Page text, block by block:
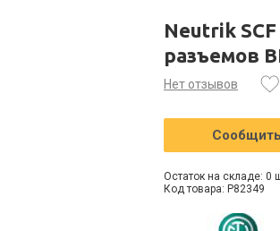
Neutrik
разъемов
Нет отзывов
Остаток на складе: 0
Код товара: P82349